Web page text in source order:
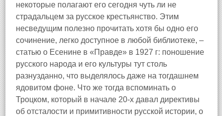
некоторые полагают его сегодня чуть ли не
страдальцем за русское крестьянство. Этим
несведущим полезно прочитать хотя бы одно его
сочинение, легко доступное в любой библиотеке, –
статью о Есенине в «Правде» в 1927 г: поношение
русского народа и его культуры тут столь
разнузданно, что выделялось даже на тогдашнем
ядовитом фоне. Что же тогда вспоминать о
Троцком, который в начале 20‑х давал директивы
об отсталости и примитивности русской истории, о